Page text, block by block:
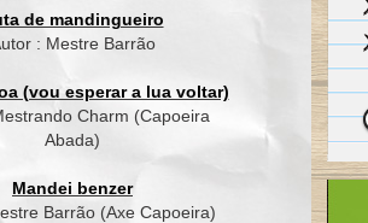
de mandingueiro
: Mestre Barrão
(vou esperar a lua voltar)
Charm (Capoeira
Abada)
Mandei benzer
Barrão (Axe Capoeira)
traiçoeiro,
quer